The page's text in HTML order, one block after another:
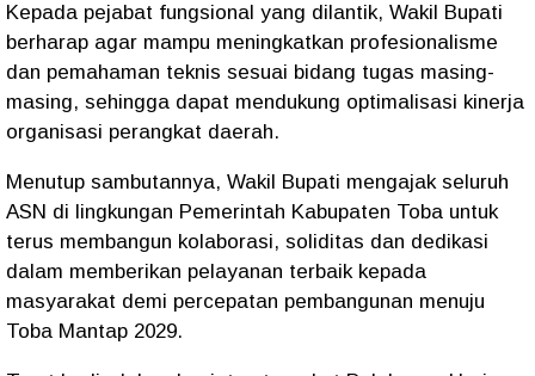
Kepada pejabat fungsional yang dilantik, Wakil Bupati
berharap agar mampu meningkatkan profesionalisme
dan pemahaman teknis sesuai bidang tugas masing-
masing, sehingga dapat mendukung optimalisasi kinerja
organisasi perangkat daerah.
Menutup sambutannya, Wakil Bupati mengajak seluruh
ASN di lingkungan Pemerintah Kabupaten Toba untuk
terus membangun kolaborasi, soliditas dan dedikasi
dalam memberikan pelayanan terbaik kepada
masyarakat demi percepatan pembangunan menuju
Toba Mantap 2029.